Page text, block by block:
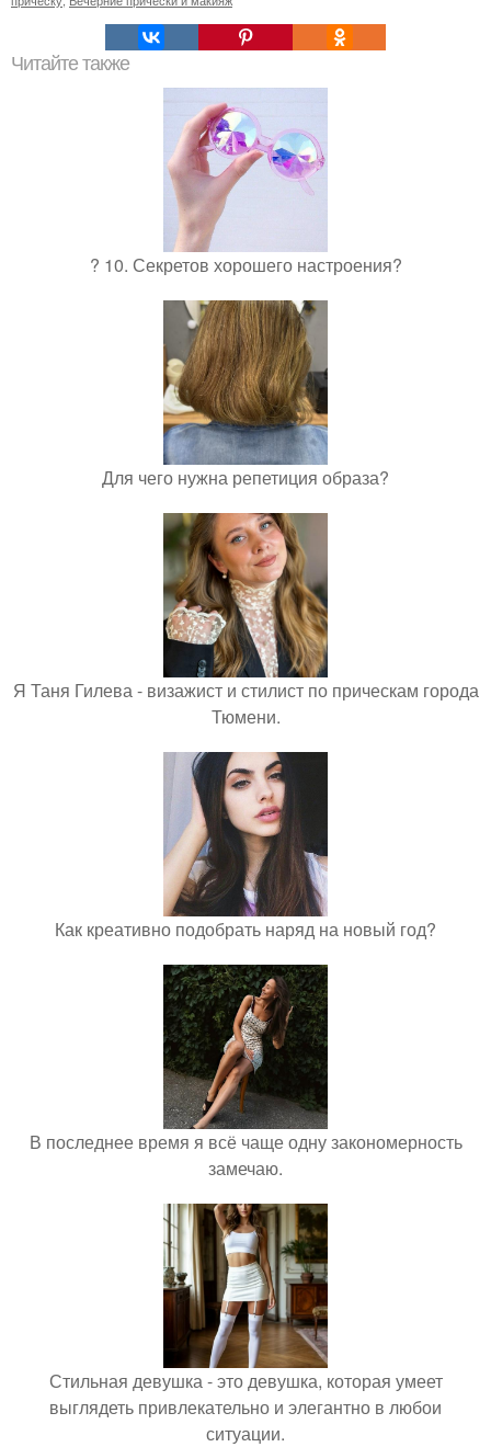
Читайте также
? 10. Секретов хорошего настроения?
Для чего нужна репетиция образа?
Я Таня Гилева - визажист и стилист по прическам города
Тюмени.
Как креативно подобрать наряд на новый год?
В последнее время я всё чаще одну закономерность
замечаю.
Стильная девушка - это девушка, которая умеет
выглядеть привлекательно и элегантно в любои
ситуации.